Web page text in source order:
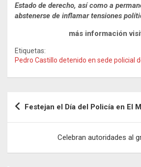
Estado de derecho, así como a
abstenerse de inflamar tensiones
más información
Etiquetas:
Pedro Castillo detenido en sede policial
Navegación
Festejan el Día del Policía en El
Celebran autoridades al